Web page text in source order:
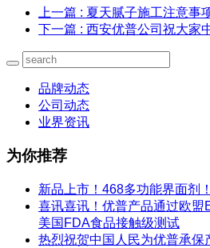
上一篇 : 夏天腻子施工注意事
下一篇 : 西安优普公司祝大家
品牌动态
公司动态
业界资讯
为你推荐
新品上市！468多功能界面剂
喜讯喜讯！优普产品通过欧盟
美国FDA食品接触级测试
热烈祝贺中国人民为优普承保